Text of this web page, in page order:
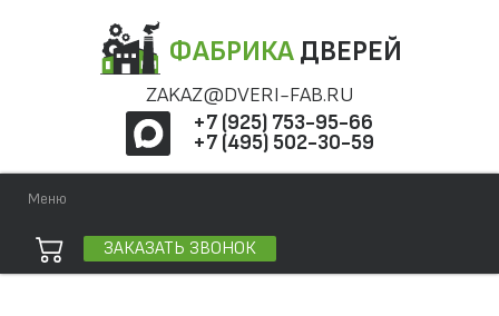
ФАБРИКАДВЕРЕЙ
ZAKAZ@DVERI-FAB.RU
+7 (925) 753-95-66
+7 (495) 502-30-59
Меню
ЗАКАЗАТЬ ЗВОНОК